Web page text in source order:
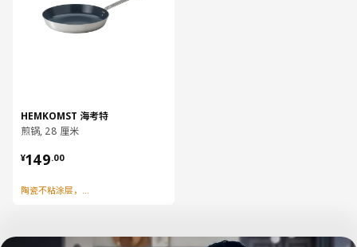
HEMKOMST 海考特
煎锅, 28 厘米
¥149.00
¥ 149.00
陶瓷不粘涂层，节省用油